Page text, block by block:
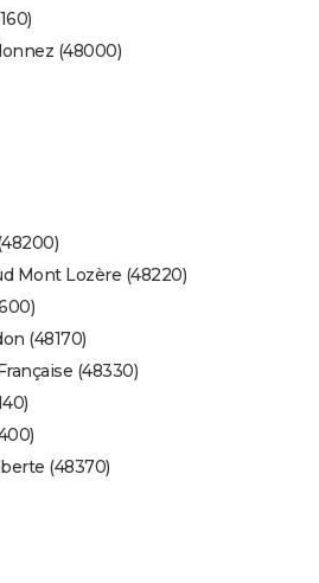
(48000)
Mont Lozère (48220)
(48170)
(48330)
(48370)